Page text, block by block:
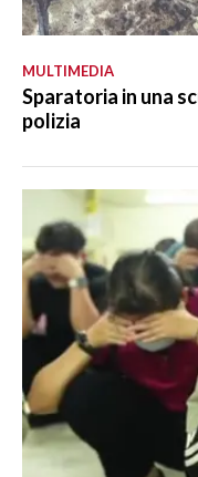
MULTIMEDIA
Sparatoria in una
polizia